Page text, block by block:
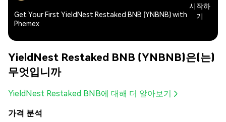
Get Your First YieldNest Restaked BNB (YNBNB) with
Phemex
시작하
기
YieldNest Restaked BNB (YNBNB)은(는)
무엇입니까
YieldNest Restaked BNB에 대해 더 알아보기
가격 분석